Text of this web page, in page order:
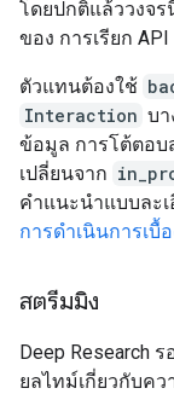
โดยปกติแล้ววงจ
ของ การเรียก
ตัวแทนต้องใช้
Interaction บ
ข้อมูล การโต้ตอบ
เปลี่ยนจาก
คำแนะนำแบบละเ
การดำเนินการเบื้
สตรีมมิง
Deep Research
ยลไทม์เกี่ยวกับค